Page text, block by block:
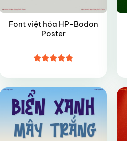
Font việt hóa HP-Bodon
Poster
hạng4.85
sao